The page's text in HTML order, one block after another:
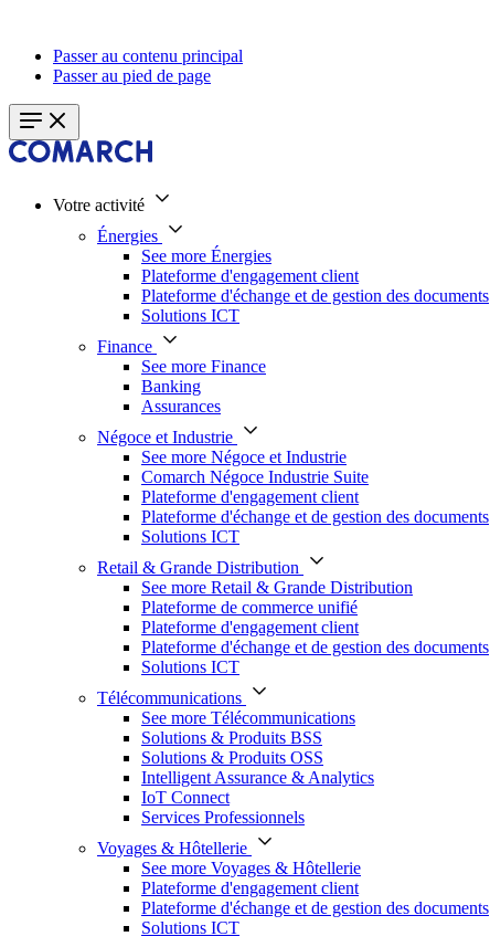
Passer au contenu principal
Passer au pied de page
Votre activité
Énergies
See more Énergies
Plateforme d'engagement client
Plateforme d'échange et de gestion des documents
Solutions ICT
Finance
See more Finance
Banking
Assurances
Négoce et Industrie
See more Négoce et Industrie
Comarch Négoce Industrie Suite
Plateforme d'engagement client
Plateforme d'échange et de gestion des documents
Solutions ICT
Retail & Grande Distribution
See more Retail & Grande Distribution
Plateforme de commerce unifié
Plateforme d'engagement client
Plateforme d'échange et de gestion des documents
Solutions ICT
Télécommunications
See more Télécommunications
Solutions & Produits BSS
Solutions & Produits OSS
Intelligent Assurance & Analytics
IoT Connect
Services Professionnels
Voyages & Hôtellerie
See more Voyages & Hôtellerie
Plateforme d'engagement client
Plateforme d'échange et de gestion des documents
Solutions ICT